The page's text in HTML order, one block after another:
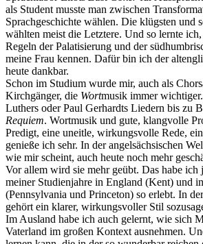
als Student musste man zwischen
Sprachgeschichte wählen. Die klügsten und
wählten meist die Letztere. Und so lernte
Regeln der Palatisierung und der
meine Frau kennen. Dafür bin ich der
heute dankbar.
Schon im Studium wurde mir, auch als
Kirchgänger, die Wortmusik immer
Luthers oder Paul Gerhardts Liedern bis zu
Requiem. Wortmusik und gute, klangvolle
Predigt, eine uneitle, wirkungsvolle Rede,
genieße ich sehr. In der angelsächsischen
wie mir scheint, auch heute noch mehr
Vor allem wird sie mehr geübt. Das habe ich
meiner Studienjahre in England (Kent) und
(Pennsylvania und Princeton) so erlebt. In
gehört ein klarer, wirkungsvoller Stil
Im Ausland habe ich auch gelernt, wie sich
Vaterland im großen Kontext ausnehmen.